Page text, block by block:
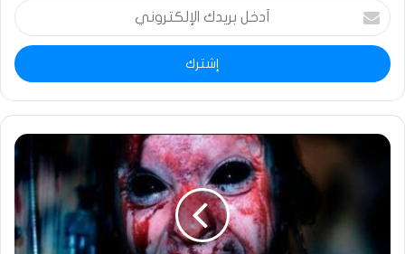
أدخل
بريدك
الإلكتروني